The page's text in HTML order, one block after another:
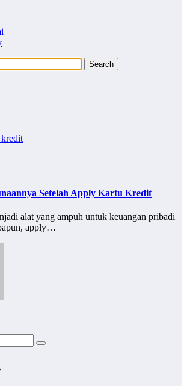
Setelah Apply Kartu Kredit
alat yang ampuh untuk keuangan pribadi
apply…